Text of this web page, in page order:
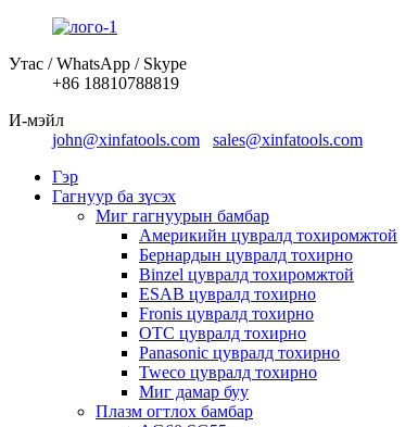
Утас / WhatsApp / Skype
+86 18810788819
И-мэйл
john@xinfatools.com
sales@xinfatools.com
Гэр
Гагнуур ба зүсэх
Миг гагнуурын бамбар
Америкийн цувралд тохиромжтой
Бернардын цувралд тохирно
Binzel цувралд тохиромжтой
ESAB цувралд тохирно
Fronis цувралд тохирно
OTC цувралд тохирно
Panasonic цувралд тохирно
Tweco цувралд тохирно
Миг дамар буу
Плазм огтлох бамбар